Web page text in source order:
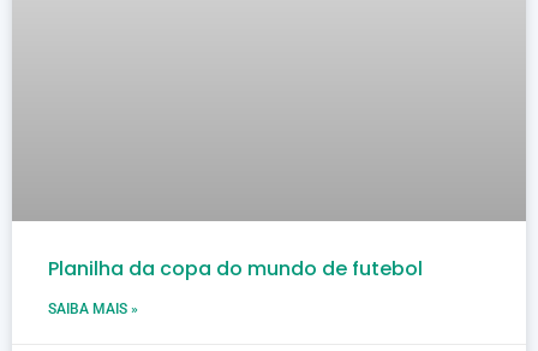
Planilha da copa do mundo de futebol
SAIBA MAIS »